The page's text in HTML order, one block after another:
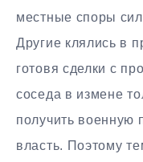
местные споры
Другие клялись в
готовя сделки с
соседа в измене
получить военную
власть. Поэтому